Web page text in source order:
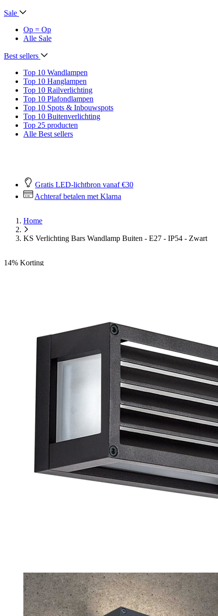
Sale
Op = Op
Alle Sale
Best sellers
Top 10 Wandlampen
Top 10 Hanglampen
Top 10 Railverlichting
Top 10 Plafondlampen
Top 10 Spots & Inbouwspots
Top 10 Buitenverlichting
Top 25 producten
Alle Best sellers
Gratis LED-lichtbron vanaf €30
Achteraf betalen met Klarna
Home
KS Verlichting Bars Wandlamp Buiten - E27 - IP54 - Zwart
14% Korting